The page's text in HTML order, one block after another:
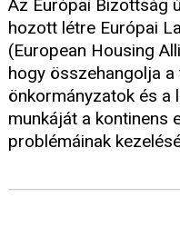
Az Európai Bizottság
hozott létre Európai
(European Housing
hogy összehangolja a
önkormányzatok és a
munkáját a kontinens
problémáinak